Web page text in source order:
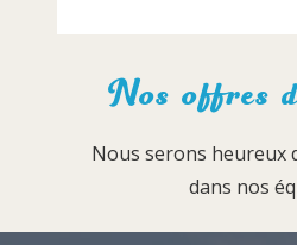
Nos offres
Nous serons heureux
dans nos